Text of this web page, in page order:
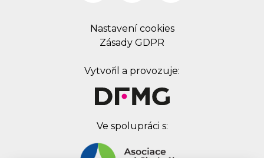
Nastavení cookies
Zásady GDPR
Vytvořil a provozuje:
Ve spolupráci s: